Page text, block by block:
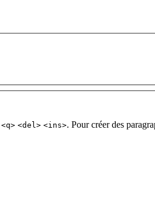
<q> <del> <ins>. Pour créer des